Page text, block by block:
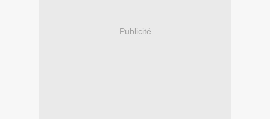
Publicité